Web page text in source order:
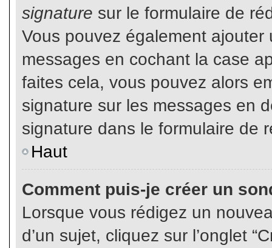
signature sur le formulaire de
Vous pouvez également
messages en cochant la case
faites cela, vous pouvez alors
signature sur les messages en
signature dans le formulaire de
Haut
Comment puis-je créer un
Lorsque vous rédigez un
d’un sujet, cliquez sur l’onglet